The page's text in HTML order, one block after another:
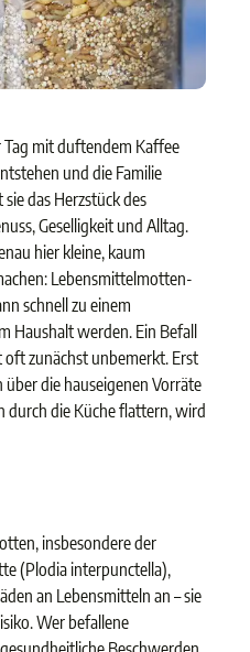
Tag mit duftendem Kaffee
und die Familie
das Herzstück des
Geselligkeit und Alltag.
hier kleine, kaum
Lebensmittelmotten-
schnell zu einem
Haushalt werden. Ein Befall
zunächst unbemerkt. Erst
die hauseigenen Vorräte
durch die Küche flattern, wird
insbesondere der
(Plodia interpunctella),
an Lebensmitteln an – sie
Wer befallene